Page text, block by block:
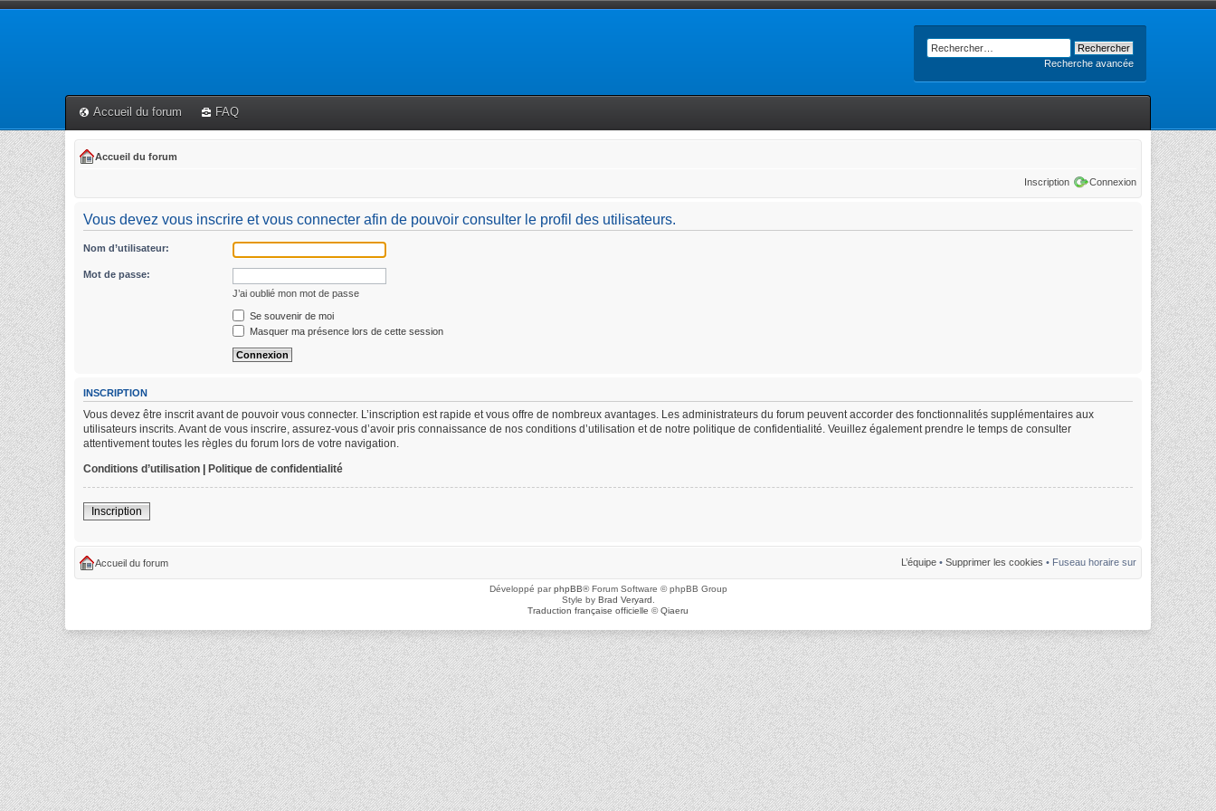
Recherche avancée
Accueil du forum FAQ
Accueil du forum
Inscription Connexion
Vous devez vous inscrire et vous connecter afin de pouvoir consulter le profil des utilisateurs.
Nom d’utilisateur:
Mot de passe:
J’ai oublié mon mot de passe
Se souvenir de moi
Masquer ma présence lors de cette session
INSCRIPTION
Vous devez être inscrit avant de pouvoir vous connecter. L’inscription est rapide et vous offre de nombreux avantages. Les administrateurs du forum peuvent accorder des fonctionnalités supplémentaires aux
utilisateurs inscrits. Avant de vous inscrire, assurez-vous d’avoir pris connaissance de nos conditions d’utilisation et de notre politique de confidentialité. Veuillez également prendre le temps de consulter
attentivement toutes les règles du forum lors de votre navigation.
Conditions d’utilisation | Politique de confidentialité
Inscription
Accueil du forum L’équipe • Supprimer les cookies • Fuseau horaire sur
Développé parphpBB® Forum Software © phpBB Group
Style by Brad Veryard
Traduction française officielle ©Qiaeru